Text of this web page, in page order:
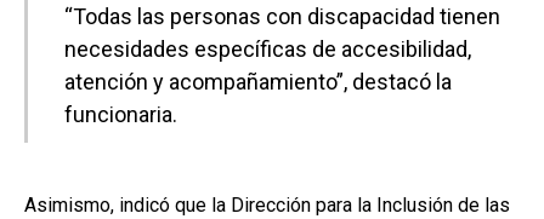
“Todas las personas con discapacidad tienen
necesidades específicas de accesibilidad,
atención y acompañamiento”, destacó la
funcionaria.
Asimismo, indicó que la Dirección para la Inclusión de las